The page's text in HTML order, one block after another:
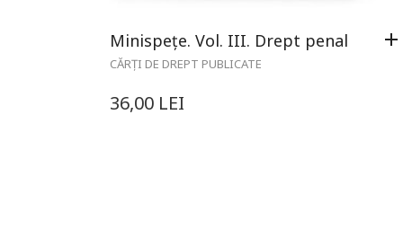
Minispețe. Vol. III. Drept penal
CĂRȚI DE DREPT PUBLICATE
36,00 LEI